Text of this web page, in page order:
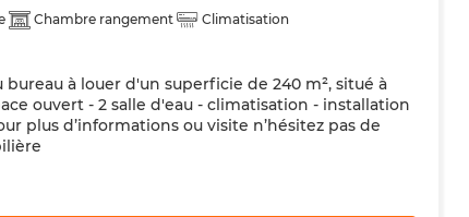
Chambre rangement
Climatisation
bureau à louer d'un superficie de 240 m², situé à
ouvert - 2 salle d'eau - climatisation - installation
plus d’informations ou visite n’hésitez pas de